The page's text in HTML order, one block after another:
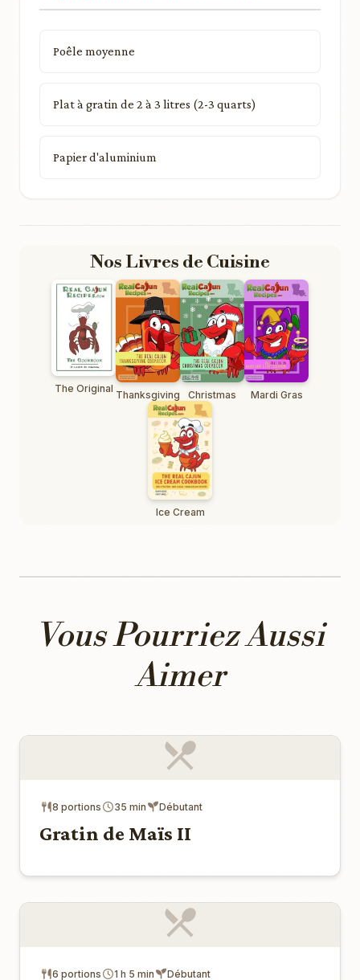
Poêle moyenne
Plat à gratin de 2 à 3 litres (2-3 quarts)
Papier d'aluminium
Nos Livres de Cuisine
The Original Thanksgiving Christmas Mardi Gras
Ice Cream
Vous Pourriez Aussi
Aimer
8 portions 35 min Débutant
Gratin de Maïs II
6 portions 1 h 5 min Débutant